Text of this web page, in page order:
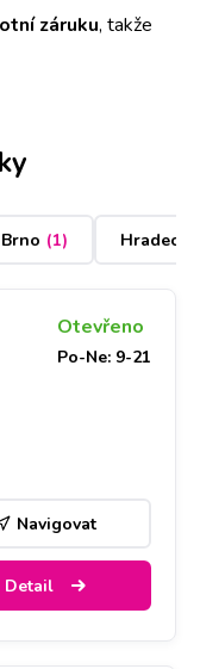
záruku, takže
Brno (1) Hradec
Otevřeno
Po-Ne: 9-21
Navigovat
Detail